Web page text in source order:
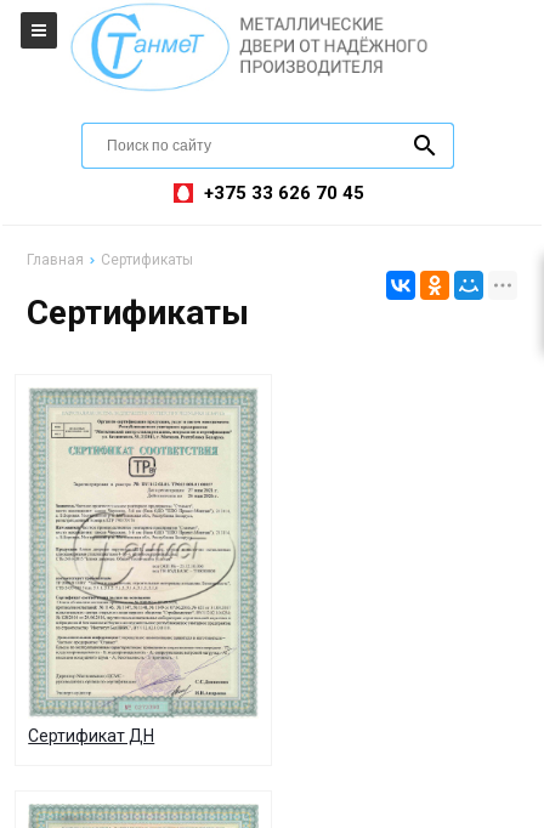
+375 33 626 70 45
Главная Сертификаты
Сертификаты
Сертификат ДН